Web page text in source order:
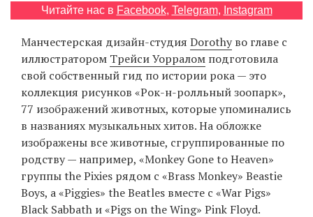
EN
UA
Читайте нас в Facebook, Telegram, Instagram
Манчестерская дизайн-студия Dorothyво главе с
иллюстратором Трейси Уорралом подготовила
свой собственный гид по истории рока — это
коллекция рисунков «Рок-н-ролльный зоопарк»,
77 изображений животных, которые упоминались
в названиях музыкальных хитов. На обложке
изображены все животные, сгруппированные по
родству — например, «Monkey Gone to Heaven»
группы the Pixies рядом с «Brass Monkey» Beastie
Boys, а «Piggies» the Beatles вместе с «War Pigs»
Black Sabbath и «Pigs on the Wing» Pink Floyd.